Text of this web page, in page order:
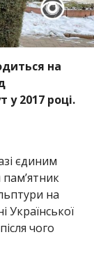
на
2017 році.
єдиним
на
Української
чого